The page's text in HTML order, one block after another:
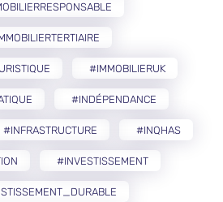
#IMMOBILIERUK
#INDÉPENDANCE
#INFRASTRUCTURE #INQHAS
#INVESTISSEMENT